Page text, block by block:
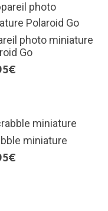
photo miniature
Go
miniature